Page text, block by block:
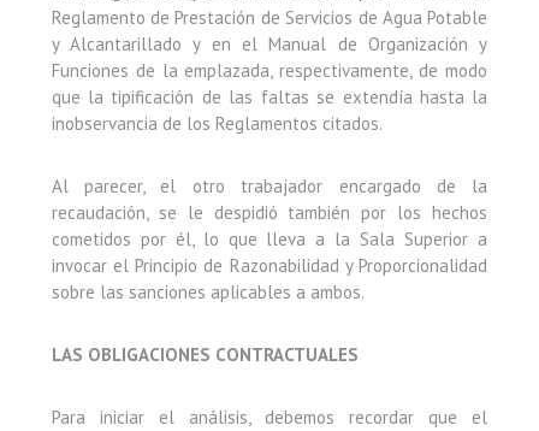
Reglamento de Prestación de Servicios de Agua Potable
y Alcantarillado y en el Manual de Organización y
Funciones de la emplazada, respectivamente, de modo
que la tipificación de las faltas se extendía hasta la
inobservancia de los Reglamentos citados.
Al parecer, el otro trabajador encargado de la
recaudación, se le despidió también por los hechos
cometidos por él, lo que lleva a la Sala Superior a
invocar el Principio de Razonabilidad y Proporcionalidad
sobre las sanciones aplicables a ambos.
LAS OBLIGACIONES CONTRACTUALES
Para iniciar el análisis, debemos recordar que el